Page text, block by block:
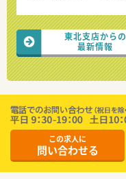
東北支店からの
最新情報
この求人に
問い合わせる